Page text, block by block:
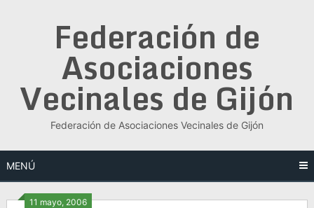
Federación de
Asociaciones
Vecinales de Gijón
Federación de Asociaciones Vecinales de Gijón
MENÚ
11 mayo, 2006